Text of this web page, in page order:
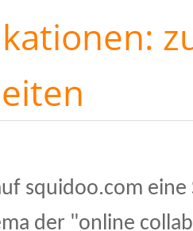
squidoo.com
der "online